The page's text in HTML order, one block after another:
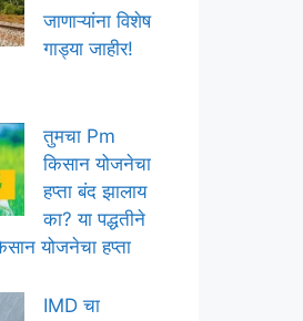
जाणाऱ्यांना विशेष
गाड्या जाहीर!
तुमचा Pm
किसान योजनेचा
हप्ता बंद झालाय
का? या पद्धतीने
योजनेचा हप्ता
IMD चा